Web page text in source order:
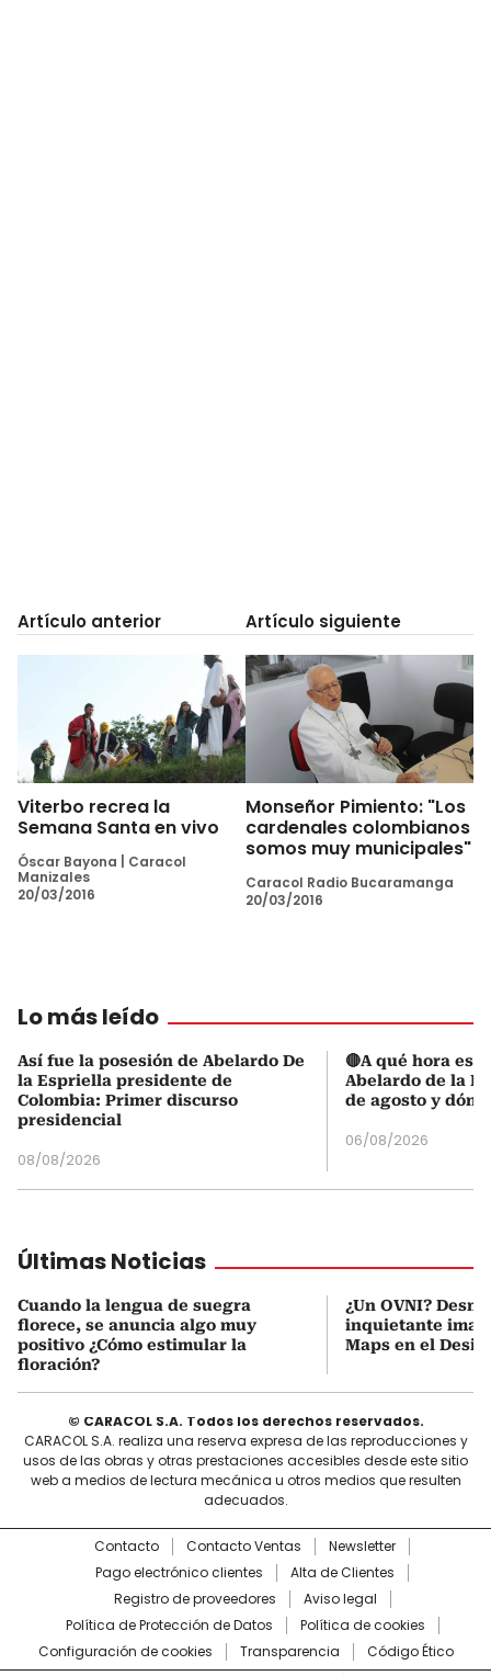
Artículo anterior
Viterbo recrea la
Semana Santa en vivo
Óscar Bayona
Caracol
Manizales
20/03/2016
Artículo siguiente
Monseñor Pimiento: "Los
cardenales colombianos
somos muy municipales"
Caracol Radio Bucaramanga
20/03/2016
Lo más leído
Así fue la posesión de Abelardo De
la Espriella presidente de
Colombia: Primer discurso
presidencial
08/08/2026
🔴A qué hora es
Abelardo de la
de agosto y
06/08/2026
Últimas Noticias
Cuando la lengua de suegra
florece, se anuncia algo muy
positivo ¿Cómo estimular la
floración?
¿Un OVNI?
inquietante
Maps en el
© CARACOL S.A. Todos los derechos reservados.
CARACOL S.A. realiza una reserva expresa de las reproducciones y
usos de las obras y otras prestaciones accesibles desde este sitio
web a medios de lectura mecánica u otros medios que resulten
adecuados.
Contacto Contacto Ventas
Newsletter
Pago electrónico clientes
Alta de Clientes
Registro de proveedores
Aviso legal
Política de Protección de Datos
Política de cookies
Configuración de cookies
Transparencia Código Ético